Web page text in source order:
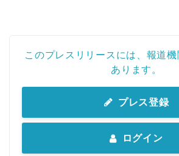
このプレスリリースには、報道
あります。
プレス登録
ログイン